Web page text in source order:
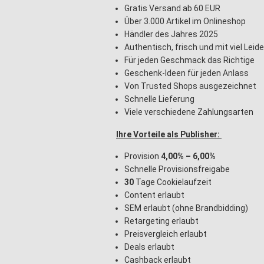
Gratis Versand ab 60 EUR
Über 3.000 Artikel im Onlineshop
Händler des Jahres 2025
Authentisch, frisch und mit viel
Für jeden Geschmack das Richtige
Geschenk-Ideen für jeden Anlass
Von Trusted Shops ausgezeichnet
Schnelle Lieferung
Viele verschiedene Zahlungsarten
Ihre Vorteile als Publisher:
Provision 4,00% – 6,00%
Schnelle Provisionsfreigabe
30 Tage Cookielaufzeit
Content erlaubt
SEM erlaubt (ohne Brandbidding)
Retargeting erlaubt
Preisvergleich erlaubt
Deals erlaubt
Cashback erlaubt